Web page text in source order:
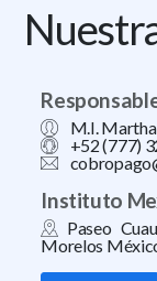
M.I.
+52 (777)
Instituto
Paseo
Morelos